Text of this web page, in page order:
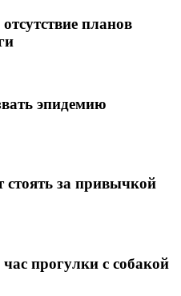
планов
эпидемию
стоять за привычкой
прогулки с собакой